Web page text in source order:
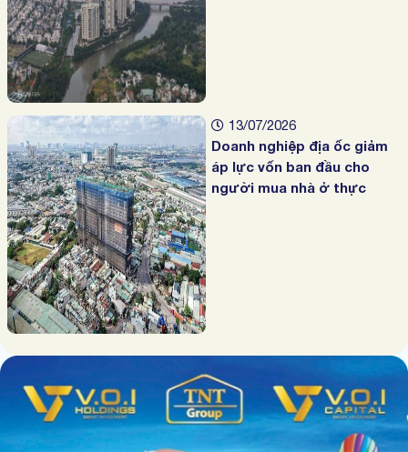
13/07/2026
Doanh nghiệp địa ốc giảm
áp lực vốn ban đầu cho
người mua nhà ở thực